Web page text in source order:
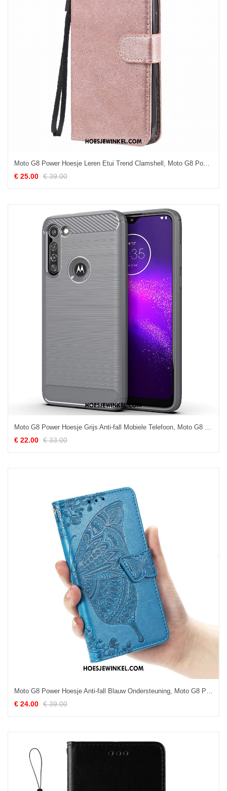
Moto G8 Power Hoesje Leren Etui Trend Clamshell, Moto G8 Power Hoesje Roze Mobiele Telefoon
€ 25.00 € 39.00
Moto G8 Power Hoesje Grijs Anti-fall Mobiele Telefoon, Moto G8 Power Hoesje Zacht All Inclusive
€ 22.00 € 33.00
Moto G8 Power Hoesje Anti-fall Blauw Ondersteuning, Moto G8 Power Hoesje Clamshell Leren Etui
€ 24.00 € 39.00